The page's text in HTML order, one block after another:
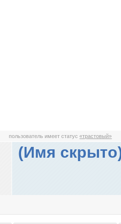
пользователь имеет статус«трастовый»
(Имя